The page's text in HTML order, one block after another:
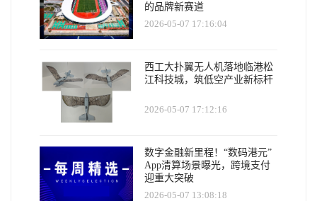
的品牌新赛道
2026-05-07 17:16:04
西工大扑翼无人机落地临港松
江科技城，筑低空产业新标杆
2026-05-07 17:12:16
数字金融新里程！“数码港元”
App清算场景曝光，跨境支付
迎重大突破
2026-05-07 13:08:18